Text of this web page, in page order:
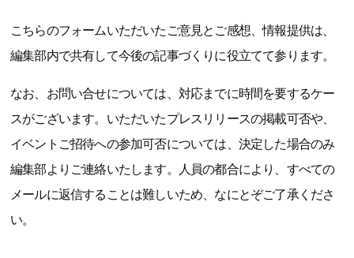
こちらのフォームいただいたご意見とご感想、情報提供は、
編集部内で共有して今後の記事づくりに役立てて参ります。
なお、お問い合せについては、対応までに時間を要するケー
スがございます。いただいたプレスリリースの掲載可否や、
イベントご招待への参加可否については、決定した場合のみ
編集部よりご連絡いたします。人員の都合により、すべての
メールに返信することは難しいため、なにとぞご了承くださ
い。